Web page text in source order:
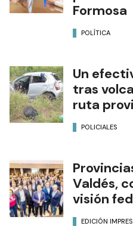
Formosa
POLÍTICA
Un
tras
ruta
POLICIALES
Valdés,
visión
EDICIÓN